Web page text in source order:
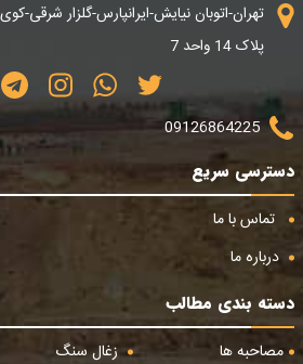
تهران-اتوبان نیایش-ایرانپارس-گلزار
پلاک 14 واحد 7
09126864225
دسترسی سریع
تماس با ما
درباره ما
دسته بندی مطالب
مصاحبه ها
زغال سنگ